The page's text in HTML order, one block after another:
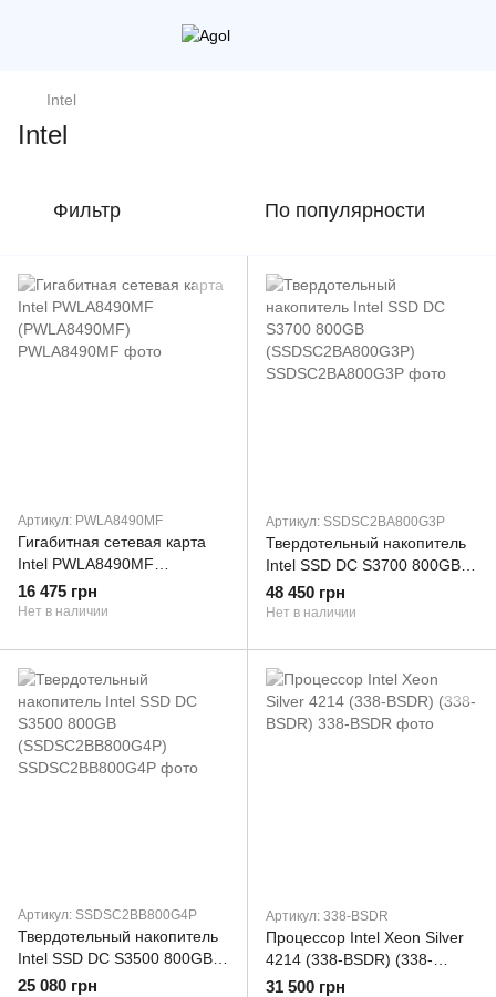
Intel
Intel
Фильтр По популярности
Артикул: PWLA8490MF
Гигабитная сетевая карта
Intel PWLA8490MF
(PWLA8490MF)
16 475 грн
Нет в наличии
Артикул: SSDSC2BA800G3P
Твердотельный накопитель
Intel SSD DC S3700 800GB
(SSDSC2BA800G3P)
48 450 грн
Нет в наличии
Артикул: SSDSC2BB800G4P
Твердотельный накопитель
Intel SSD DC S3500 800GB
(SSDSC2BB800G4P)
25 080 грн
Артикул: 338-BSDR
Процессор Intel Xeon Silver
4214 (338-BSDR) (338-
BSDR)
31 500 грн